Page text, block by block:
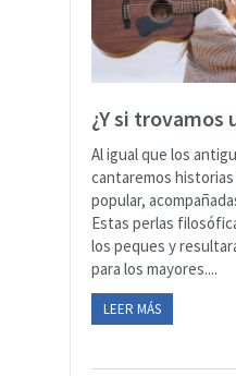
¿Y si trovamos
Al igual que los
cantaremos
popular,
Estas perlas
los peques y
para los mayores....
LEER MÁS